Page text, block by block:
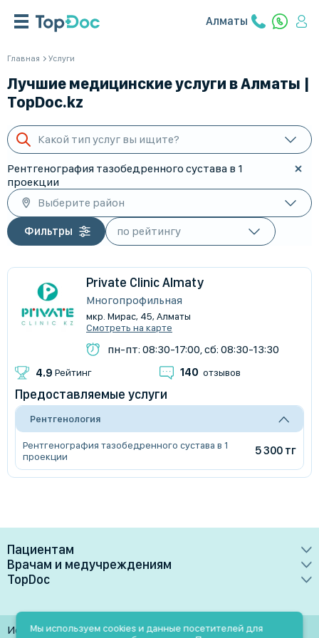
Алматы
Главная Услуги
Лучшие медицинские услуги в Алматы |
TopDoc.kz
Какой тип услуг вы ищите?
Рентгенография тазобедренного сустава в 1
проекции
Выберите район
Фильтры
Private Clinic Almaty
Многопрофильная
мкр. Мирас, 45, Алматы
Смотреть на карте
пн-пт: 08:30-17:00, сб: 08:30-13:30
4.9 Рейтинг 140 отзывов
Предоставляемые услуги
Рентгенология
Рентгенография тазобедренного сустава в 1
проекции
5 300 тг
Пациентам
Врачи
Клиники
Лаборатории
Врачам и медучреждениям
Преимущества
Медучреждениям
TopDoc
Контакты
Использование материалов разрешено только при
Мы используем cookies и данные посетителей для